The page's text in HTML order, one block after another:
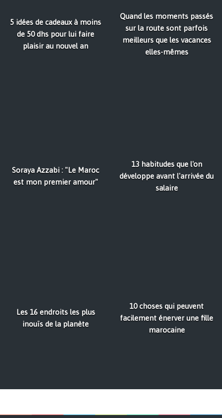
5 idées de cadeaux à moins
de 50 dhs pour lui faire
plaisir au nouvel an
Quand les moments passés
sur la route sont parfois
meilleurs que les vacances
elles-mêmes
Soraya Azzabi : "Le Maroc
est mon premier amour"
13 habitudes que l'on
développe avant l'arrivée du
salaire
Les 16 endroits les plus
inouïs de la planète
10 choses qui peuvent
facilement énerver une fille
marocaine